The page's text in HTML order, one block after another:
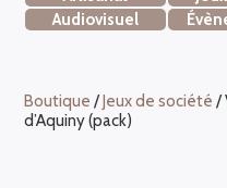
Audiovisuel
Boutique /Jeux de société /
d’Aquiny (pack)